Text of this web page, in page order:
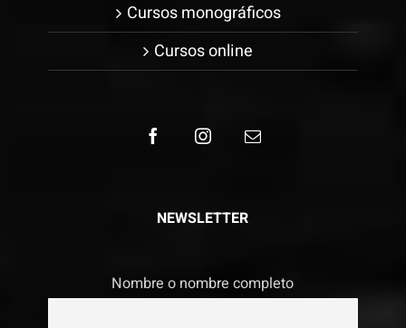
Cursos monográficos
Cursos online
NEWSLETTER
Nombre o nombre completo